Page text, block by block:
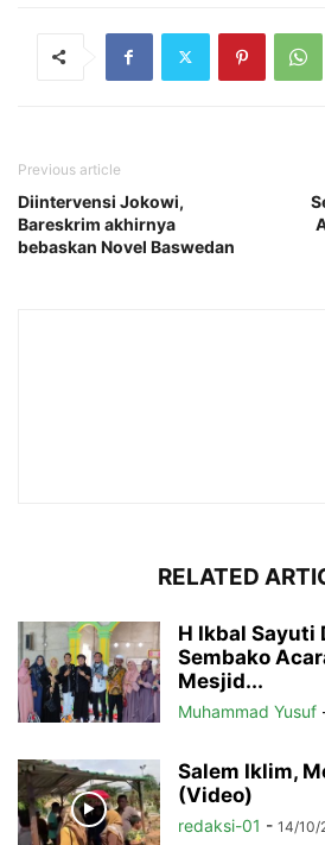
Previous article
Diintervensi Jokowi,
Bareskrim akhirnya
bebaskan Novel Baswedan
RELATED
H Ikbal Sayuti
Sembako
Mesjid...
Muhammad Yusuf
Salem Iklim,
(Video)
redaksi-01 - 14/10/